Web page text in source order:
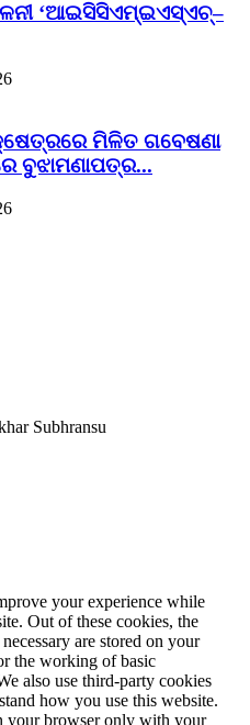
‘ଆଇସିସିଏମ୍‌ଇଏସ୍‌ଏଚ୍‌–
ମିଳିତ ଗବେଷଣା
ବୁଝାମଣାପତ୍ର...
Subhransu
your experience while
Out of these cookies, the
are stored on your
the working of basic
also use third-party cookies
how you use this website.
your browser only with your